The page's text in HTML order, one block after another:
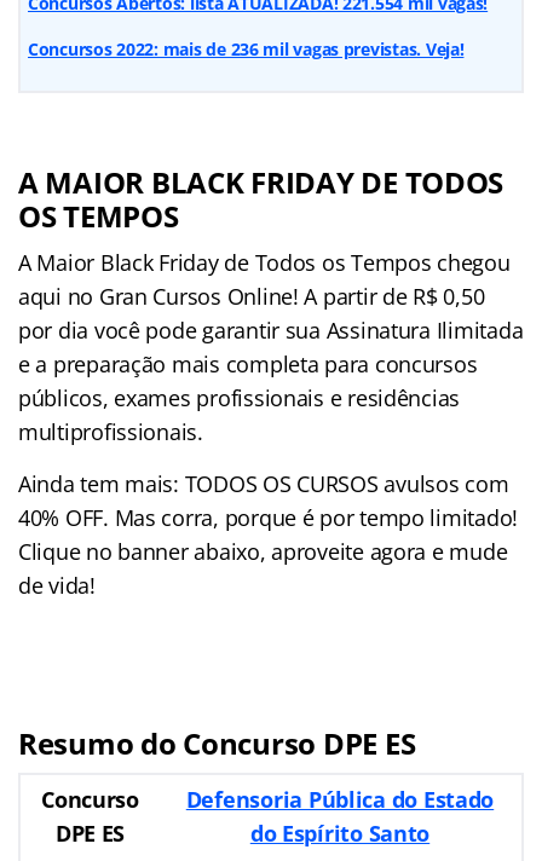
Concursos 2022: mais de 236 mil vagas previstas. Veja!
A MAIOR BLACK FRIDAY DE TODOS
OS TEMPOS
A Maior Black Friday de Todos os Tempos chegou
aqui no Gran Cursos Online! A partir de R$ 0,50
por dia você pode garantir sua Assinatura Ilimitada
e a preparação mais completa para concursos
públicos, exames profissionais e residências
multiprofissionais.
Ainda tem mais: TODOS OS CURSOS avulsos com
40% OFF. Mas corra, porque é por tempo limitado!
Clique no banner abaixo, aproveite agora e mude
de vida!
Resumo do Concurso DPE ES
Concurso
DPE ES
Defensoria Pública do Estado
do Espírito Santo